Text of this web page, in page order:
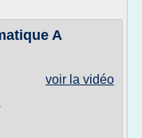
A
voir la vidéo